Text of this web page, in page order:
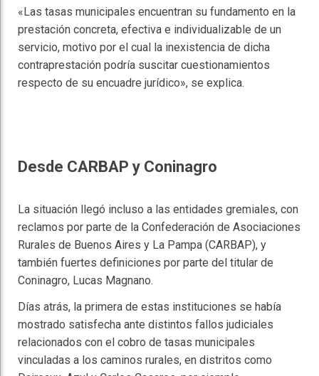
«Las tasas municipales encuentran su fundamento en la
prestación concreta, efectiva e individualizable de un
servicio, motivo por el cual la inexistencia de dicha
contraprestación podría suscitar cuestionamientos
respecto de su encuadre jurídico», se explica.
Desde CARBAP y Coninagro
La situación llegó incluso a las entidades gremiales, con
reclamos por parte de la Confederación de Asociaciones
Rurales de Buenos Aires y La Pampa (CARBAP), y
también fuertes definiciones por parte del titular de
Coninagro, Lucas Magnano.
Días atrás, la primera de estas instituciones se había
mostrado satisfecha ante distintos fallos judiciales
relacionados con el cobro de tasas municipales
vinculadas a los caminos rurales, en distritos como